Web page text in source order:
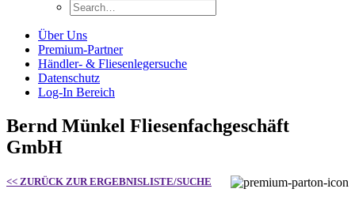
Über Uns
Premium-Partner
Händler- & Fliesenlegersuche
Datenschutz
Log-In Bereich
Bernd Münkel Fliesenfachgeschäft
GmbH
<< ZURÜCK ZUR ERGEBNISLISTE/SUCHE